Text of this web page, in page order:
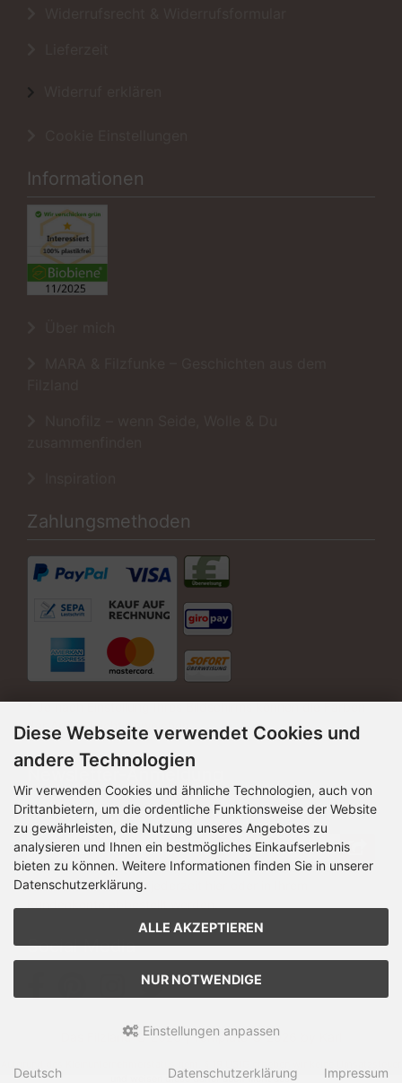
Informationen
Zahlungsmethoden
* Je nach Einstellung Ihres Bildschirms können die Farben
der Artikel leicht abweichen.
Newsletter-Anmeldung
E-Mail-Adresse:
Der Newsletter kann jederzeit hier oder in Ihrem
Social Media
Das Filzland © 2026 | Template © 2026 by Karl
und weisen diese daher auch nicht aus.
Diese Webseite verwendet Cookies und
andere Technologien
Wir verwenden Cookies und ähnliche Technologien, auch von
Drittanbietern, um die ordentliche Funktionsweise der Website
zu gewährleisten, die Nutzung unseres Angebotes zu
analysieren und Ihnen ein bestmögliches Einkaufserlebnis
bieten zu können. Weitere Informationen finden Sie in unserer
Datenschutzerklärung.
ALLE AKZEPTIEREN
NUR NOTWENDIGE
Einstellungen anpassen
Deutsch Datenschutzerklärung Impressum